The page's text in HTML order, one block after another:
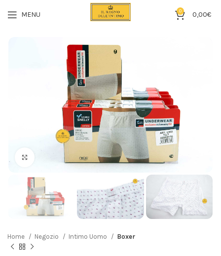
MENU 0 0,00€
Click to enlarge
Home Negozio Intimo Uomo Boxer